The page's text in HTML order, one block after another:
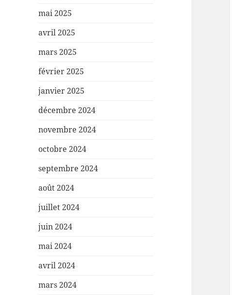
mai 2025
avril 2025
mars 2025
février 2025
janvier 2025
décembre 2024
novembre 2024
octobre 2024
septembre 2024
août 2024
juillet 2024
juin 2024
mai 2024
avril 2024
mars 2024